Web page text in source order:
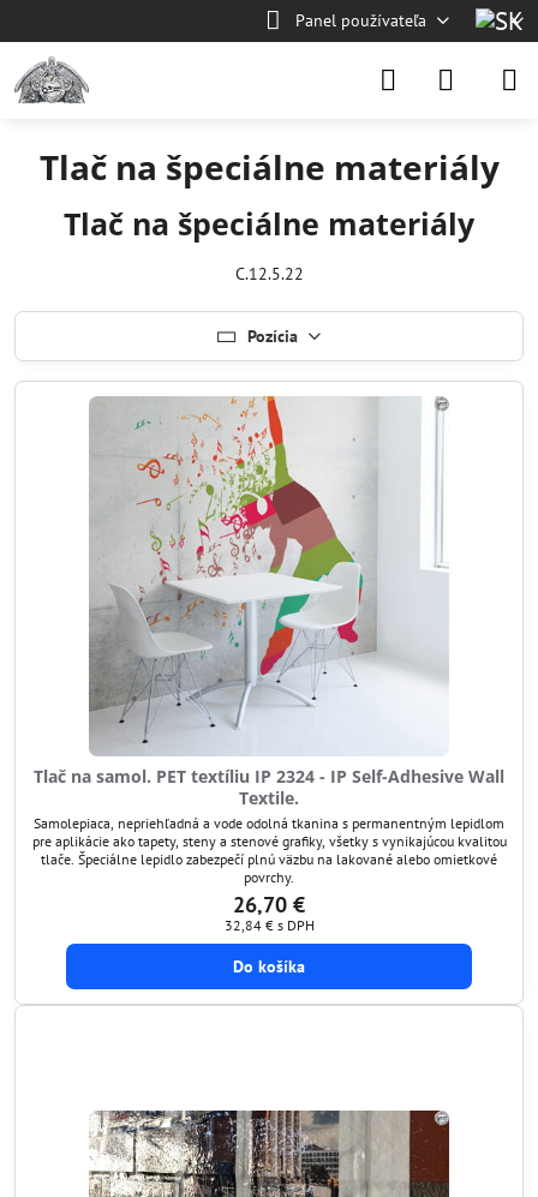
Panel používateľa
Tlač na špeciálne materiály
Tlač na špeciálne materiály
C.12.5.22
Pozícia
Tlač na samol. PET textíliu IP 2324 - IP Self-Adhesive Wall
Textile.
Samolepiaca, nepriehľadná a vode odolná tkanina s permanentným lepidlom
pre aplikácie ako tapety, steny a stenové grafiky, všetky s vynikajúcou kvalitou
tlače. Špeciálne lepidlo zabezpečí plnú väzbu na lakované alebo omietkové
povrchy.
26,70 €
32,84 € s DPH
Do košíka